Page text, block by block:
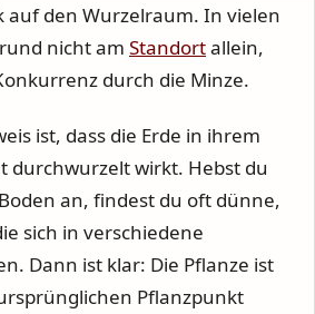
auf den Wurzelraum. In vielen
nicht am Standortallein,
durch die Minze.
ist, dass die Erde in ihrem
durchwurzelt wirkt. Hebst du
an, findest du oft dünne,
sich in verschiedene
Dann ist klar: Die Pflanze ist
Pflanzpunkt